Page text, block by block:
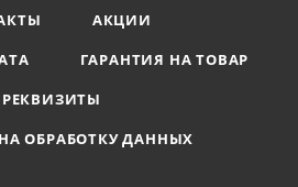
АКЦИИ
ГАРАНТИЯ НА ТОВАР
РЕКВИЗИТЫ
ОБРАБОТКУ ДАННЫХ